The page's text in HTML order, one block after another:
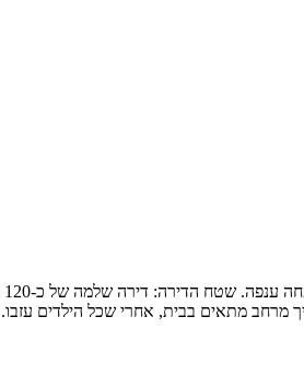
מרחב מתאים בבית, אחרי שכל הילדים